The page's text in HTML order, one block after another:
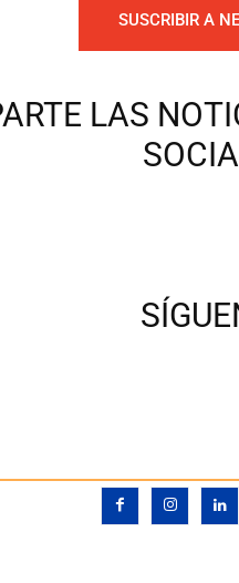
SUSCRIBIR A
LAS